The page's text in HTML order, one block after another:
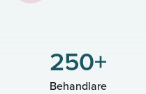
250+
Behandlare